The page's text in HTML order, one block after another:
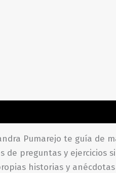
Pumarejo te guía de
de preguntas y ejercicios
historias y